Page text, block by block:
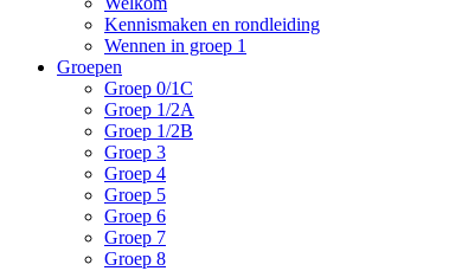
Kennismaken en rondleiding
Wennen in groep 1
Groepen
Groep 0/1C
Groep 1/2A
Groep 1/2B
Groep 3
Groep 4
Groep 5
Groep 6
Groep 7
Groep 8